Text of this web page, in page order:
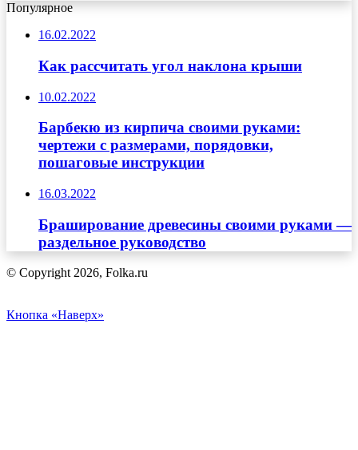
Популярное
16.02.2022
Как рассчитать угол наклона крыши
10.02.2022
Барбекю из кирпича своими руками:
чертежи с размерами, порядовки,
пошаговые инструкции
16.03.2022
Браширование древесины своими руками —
раздельное руководство
© Copyright 2026, Folka.ru
Кнопка «Наверх»